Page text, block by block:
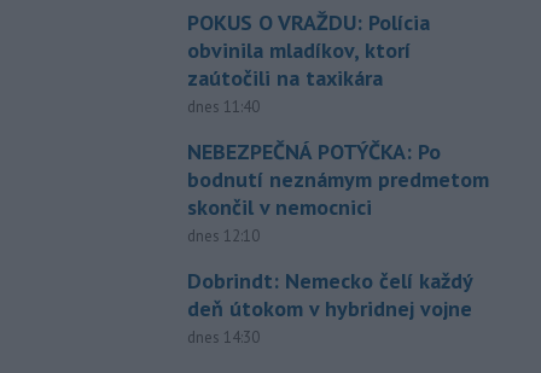
POKUS O VRAŽDU: Polícia
obvinila mladíkov, ktorí
zaútočili na taxikára
dnes 11:40
NEBEZPEČNÁ POTÝČKA: Po
bodnutí neznámym predmetom
skončil v nemocnici
dnes 12:10
Dobrindt: Nemecko čelí každý
deň útokom v hybridnej vojne
dnes 14:30